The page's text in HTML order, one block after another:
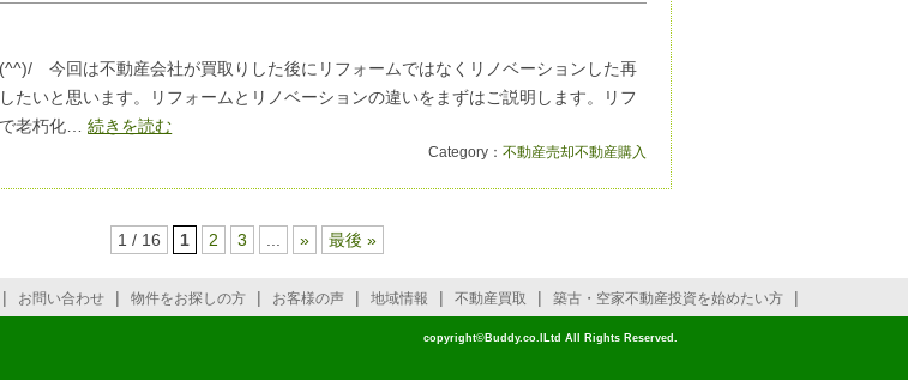
今回は不動産会社が買取りした後にリフォームではなくリノベーションした再
たいと思います。リフォームとリノベーションの違いをまずはご説明します。リフ
で老朽化…続きを読む
Category： 不動産売却不動産購入
1 / 16 1 2 3 » 最後 »
| お問い合わせ | 物件をお探しの方 | お客様の声 | 地域情報 | 不動産買取 | 築古・空家不動産投資を始めたい方 |
copyright©Buddy.co.lLtd All Rights Reserved.